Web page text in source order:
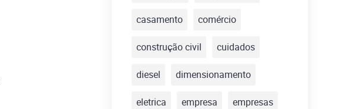
casamento comércio
construção civil cuidados
diesel dimensionamento
eletrica empresa empresas